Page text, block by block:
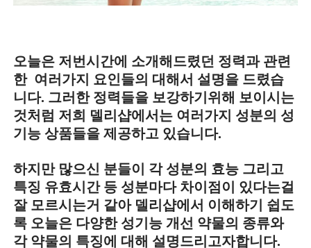
오늘은 저번시간에 소개해드렸던 정력과 관련
한 여러가지 요인들의 대해서 설명을 드렸습
니다. 그러한 정력들을 보강하기위해 보이시는
것처럼 저희 델리샵에서는 여러가지 성분의 성
기능 상품들을 제공하고 있습니다.
하지만 많으신 분들이 각 성분의 효능 그리고
특징 유효시간 등 성분마다 차이점이 있다는걸
잘 모르시는거 같아 델리샵에서 이해하기 쉽도
록 오늘은 다양한 성기능 개선 약물의 종류와
각 약물의 특징에 대해 설명드리고자합니다.